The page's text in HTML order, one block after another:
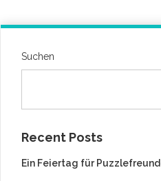
Suchen
Recent Posts
Ein Feiertag für